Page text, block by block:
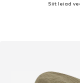
Siit leiad